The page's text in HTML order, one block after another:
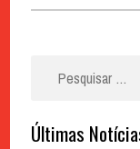
Últimas